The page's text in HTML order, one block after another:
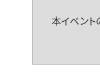
本イベン